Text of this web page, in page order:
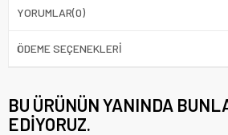
YORUMLAR(0)
ÖDEME SEÇENEKLERI
BU ÜRÜNÜN YANINDA
EDIYORUZ.